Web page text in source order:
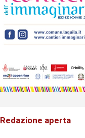
Redazione aperta